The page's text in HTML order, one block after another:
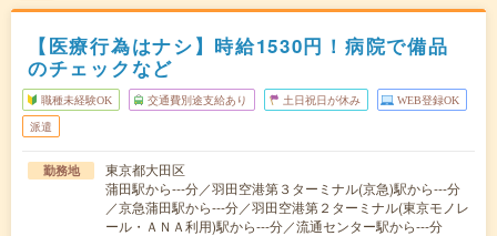
【医療行為はナシ】時給1530円！病院で備品
のチェックなど
職種未経験OK 交通費別途支給あり 土日祝日が休み WEB登録OK
派遣
勤務地
東京都大田区
蒲田駅から---分／羽田空港第３ターミナル(京急)駅から---分
／京急蒲田駅から---分／羽田空港第２ターミナル(東京モノレ
ール・ＡＮＡ利用)駅から---分／流通センター駅から---分